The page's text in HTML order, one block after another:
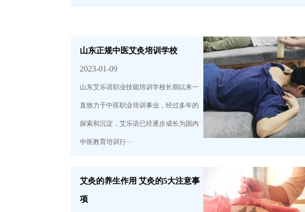
山东正规中医艾灸培训学校
2023-01-09
山东艾乐语职业技能培训学校长期以来一
直致力于中医职业培训事业，经过多年的
探索和沉淀，艾乐语已经逐步成长为国内
中医教育培训行···
艾灸的养生作用 艾灸的5大注意事
项